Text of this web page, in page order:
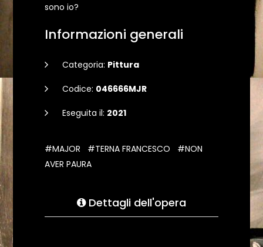
sono io?
Informazioni generali
Categoria: Pittura
Codice: 046666MJR
Eseguita il: 2021
#MAJOR #TERNA FRANCESCO
#NON
AVER PAURA
Dettagli dell'opera